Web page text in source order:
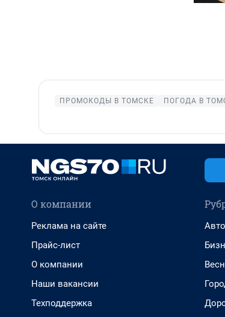
ПРОМОКОДЫ В ТОМСКЕ ПОГОДА В
О компании
Реклама на сайте
Прайс-лист
О компании
Наши вакансии
Техподдержка
Авто